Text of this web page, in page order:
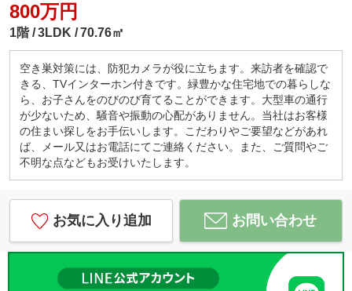
800万円
1階 3LDK 70.76㎡
空き巣対策には、防犯カメラが役に立ちます。来訪者を確認で
きる、TVインターホン付きです。緑豊かな住宅地での暮らしな
ら、お子さんをのびのび育てることができます。大型車の通行
が少ないため、騒音や振動の心配がありません。当社はお客様
の住まい探しをお手伝いします。こだわりやご要望などがあれ
ば、メール又はお電話にてご連絡ください。また、ご質問やご
不明な点などもお受けいたします。
お気に入り追加 お問い合わせ